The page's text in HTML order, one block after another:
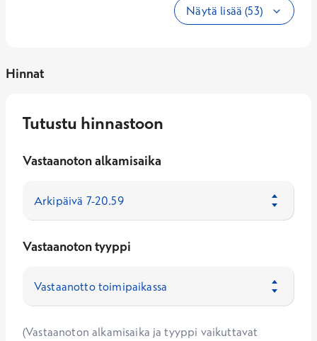
Näytä lisää (53)
Hinnat
Tutustu hinnastoon
Vastaanoton alkamisaika
Vastaanoton tyyppi
(Vastaanoton alkamisaika ja tyyppi vaikuttavat